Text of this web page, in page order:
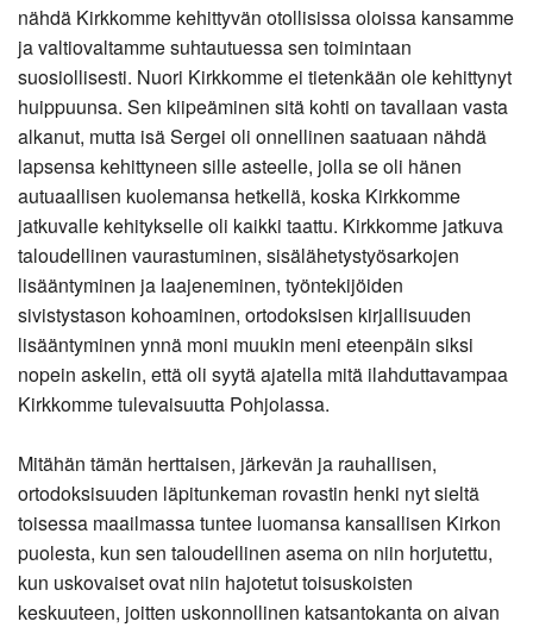
nähdä Kirkkomme kehittyvän otollisissa oloissa kansamme
ja valtiovaltamme suhtautuessa sen toimintaan
suosiollisesti. Nuori Kirkkomme ei tietenkään ole kehittynyt
huippuunsa. Sen kiipeäminen sitä kohti on tavallaan vasta
alkanut, mutta isä Sergei oli onnellinen saatuaan nähdä
lapsensa kehittyneen sille asteelle, jolla se oli hänen
autuaallisen kuolemansa hetkellä, koska Kirkkomme
jatkuvalle kehitykselle oli kaikki taattu. Kirkkomme jatkuva
taloudellinen vaurastuminen, sisälähetystyösarkojen
lisääntyminen ja laajeneminen, työntekijöiden
sivistystason kohoaminen, ortodoksisen kirjallisuuden
lisääntyminen ynnä moni muukin meni eteenpäin siksi
nopein askelin, että oli syytä ajatella mitä ilahduttavampaa
Kirkkomme tulevaisuutta Pohjolassa.
Mitähän tämän herttaisen, järkevän ja rauhallisen,
ortodoksisuuden läpitunkeman rovastin henki nyt sieltä
toisessa maailmassa tuntee luomansa kansallisen Kirkon
puolesta, kun sen taloudellinen asema on niin horjutettu,
kun uskovaiset ovat niin hajotetut toisuskoisten
keskuuteen, joitten uskonnollinen katsantokanta on aivan